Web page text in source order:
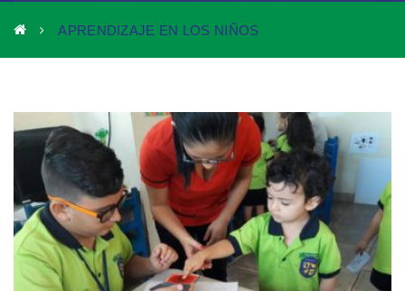
APRENDIZAJE EN LOS NIÑOS